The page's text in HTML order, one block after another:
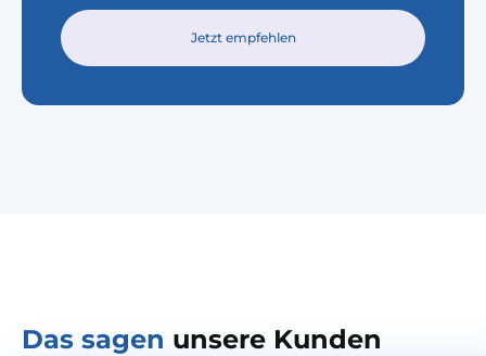
Jetzt empfehlen
Das sagen unsere Kunden